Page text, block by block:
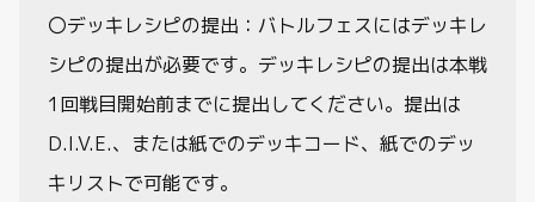
〇デッキレシピの提出：バトルフェスにはデッキレ
シピの提出が必要です。デッキレシピの提出は本戦
1回戦目開始前までに提出してください。提出は
D.I.V.E.、または紙でのデッキコード、紙でのデッ
キリストで可能です。